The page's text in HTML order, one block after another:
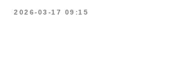
2026-03-17 09:15